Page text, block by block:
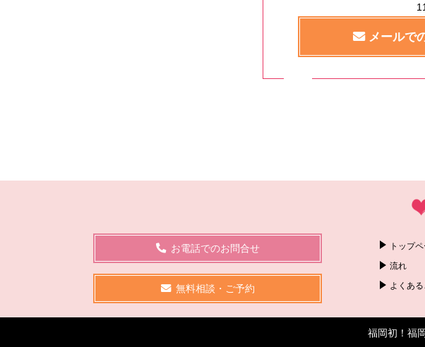
メールで
お電話でのお問合せ
無料相談・ご予約
トップ
流れ
よくあ
福岡初！福